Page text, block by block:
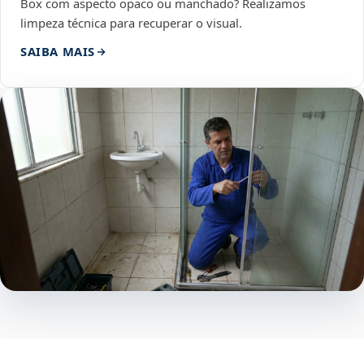
Box com aspecto opaco ou manchado? Realizamos
limpeza técnica para recuperar o visual.
SAIBA MAIS